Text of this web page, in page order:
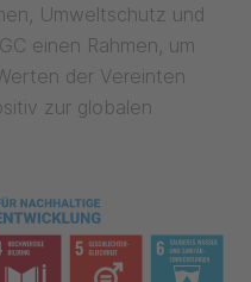
Umweltschutz und
einen Rahmen, um
der Vereinten
zur globalen